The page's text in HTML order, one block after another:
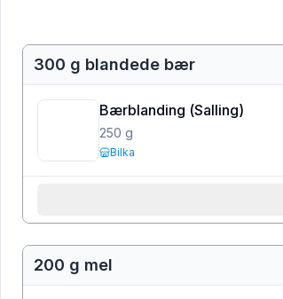
300 g blandede bær
Bærblanding (Salling)
250 g
Bilka
200 g mel